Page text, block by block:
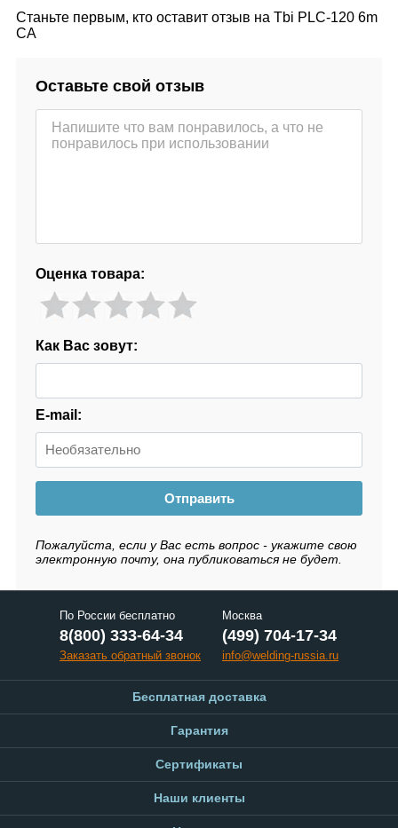
Станьте первым, кто оставит отзыв на Tbi PLC-120 6m
CA
Оставьте свой отзыв
Оценка товара:
Как Вас зовут:
E-mail:
Отправить
Пожалуйста, если у Вас есть вопрос - укажите свою
электронную почту, она публиковаться не будет.
По России бесплатно
8(800) 333-64-34
Заказать обратный звонок
Москва
(499) 704-17-34
info@welding-russia.ru
Бесплатная доставка
Гарантия
Сертификаты
Наши клиенты